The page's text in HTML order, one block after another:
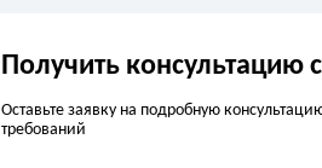
Получить консультацию
Оставьте заявку на подробную
требований